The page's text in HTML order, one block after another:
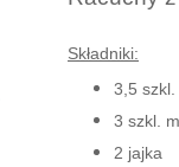
Składniki:
3,5
3 szkl.
2 jajka